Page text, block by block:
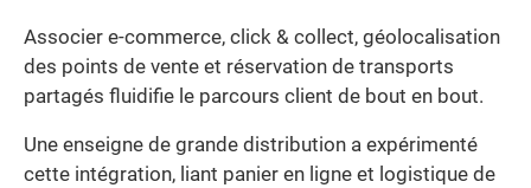
Associer e-commerce, click & collect, géolocalisation
des points de vente et réservation de transports
partagés fluidifie le parcours client de bout en bout.
Une enseigne de grande distribution a expérimenté
cette intégration, liant panier en ligne et logistique de